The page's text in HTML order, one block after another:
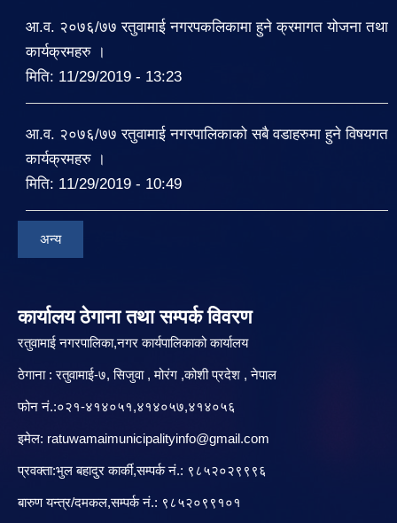
आ.व. २०७६/७७ रतुवामाई नगरपकलिकामा हुने क्रमागत योजना तथा
कार्यक्रमहरु ।
मिति: 11/29/2019 - 13:23
आ.व. २०७६/७७ रतुवामाई नगरपालिकाको सबै वडाहरुमा हुने विषयगत
कार्यक्रमहरु ।
मिति: 11/29/2019 - 10:49
अन्य
कार्यालय ठेगाना तथा सम्पर्क विवरण
रतुवामाई नगरपालिका,नगर कार्यपालिकाको कार्यालय
ठेगाना : रतुवामाई-७, सिजुवा , मोरंग ,कोशी प्रदेश , नेपाल
फोन नं.:०२१-४१४०५१,४१४०५७,४१४०५६
इमेल: ratuwamaimunicipalityinfo@gmail.com
प्रवक्ता:भुल बहादुर कार्की,सम्पर्क नं.: ९८५२०२९९९६
बारु‌ण यन्त्र/दमकल,सम्पर्क नं.: ९८५२०९९१०१